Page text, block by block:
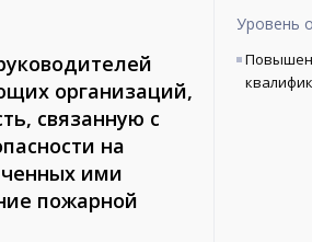
организаций,
связанную с
на
ими
пожарной
Уровень